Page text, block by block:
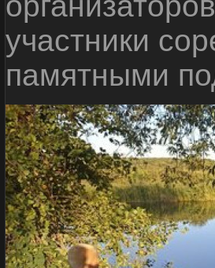
участники
памятными